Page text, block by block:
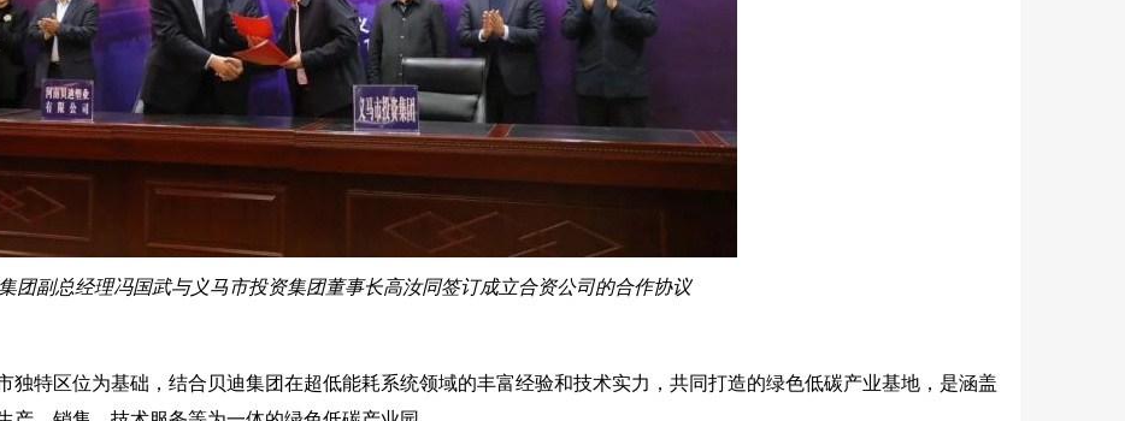
团副总经理冯国武与义马市投资集团董事长高汝同签订成立合资公司的合作协议
独特区位为基础，结合贝迪集团在超低能耗系统领域的丰富经验和技术实力，共同打造的绿色低碳产业基地，是涵盖